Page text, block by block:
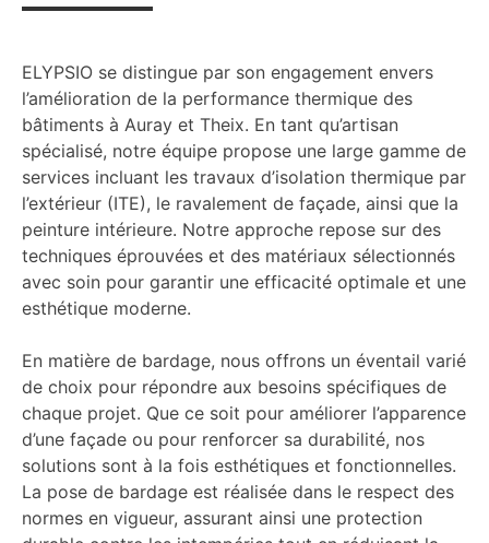
ELYPSIO se distingue par son engagement envers
l’amélioration de la performance thermique des
bâtiments à Auray et Theix. En tant qu’artisan
spécialisé, notre équipe propose une large gamme de
services incluant les travaux d’isolation thermique par
l’extérieur (ITE), le ravalement de façade, ainsi que la
peinture intérieure. Notre approche repose sur des
techniques éprouvées et des matériaux sélectionnés
avec soin pour garantir une efficacité optimale et une
esthétique moderne.
En matière de bardage, nous offrons un éventail varié
de choix pour répondre aux besoins spécifiques de
chaque projet. Que ce soit pour améliorer l’apparence
d’une façade ou pour renforcer sa durabilité, nos
solutions sont à la fois esthétiques et fonctionnelles.
La pose de bardage est réalisée dans le respect des
normes en vigueur, assurant ainsi une protection